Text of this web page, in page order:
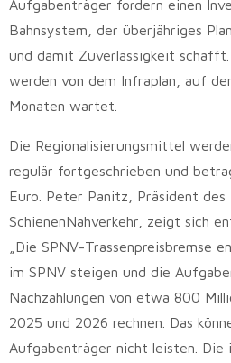
Aufgabenträger fordern einen
Bahnsystem, der überjähriges
und damit Zuverlässigkeit
werden von dem Infraplan, auf
Monaten wartet.
Die Regionalisierungsmittel
regulär fortgeschrieben und
Euro. Peter Panitz, Präsident des
SchienenNahverkehr, zeigt sich
„Die SPNV-Trassenpreisbremse
im SPNV steigen und die
Nachzahlungen von etwa 800
2025 und 2026 rechnen. Das
Aufgabenträger nicht leisten. Die